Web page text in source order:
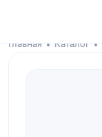
Главная Каталог